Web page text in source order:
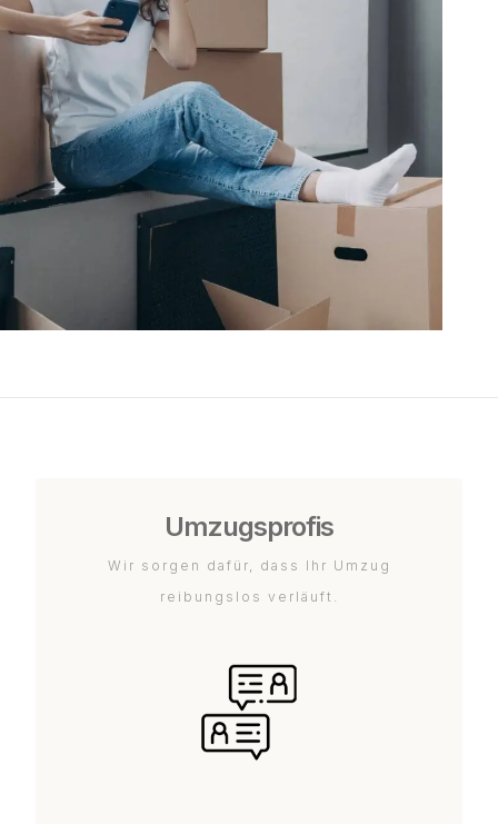
Umzugsprofis
Wir sorgen dafür, dass Ihr Umzug
reibungslos verläuft.